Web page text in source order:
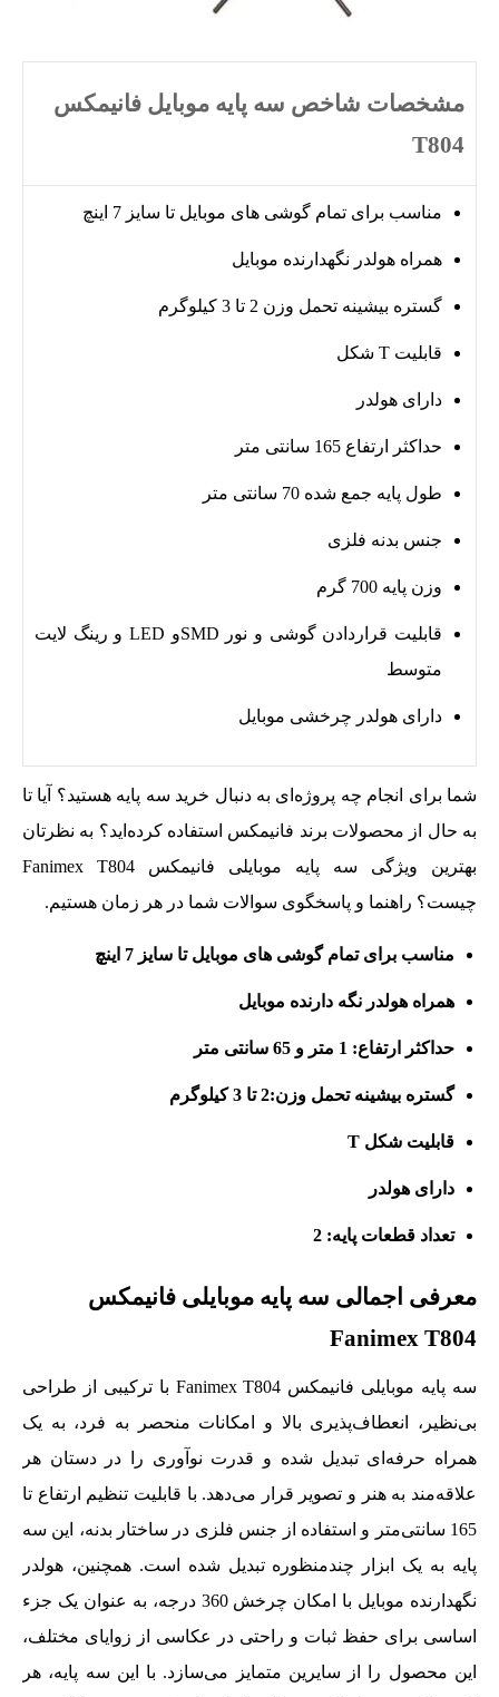
مشخصات شاخص سه پایه موبایل فانیمکس
T804
مناسب برای تمام گوشی های موبایل تا سایز 7 اینچ
همراه هولدر نگهدارنده موبایل
گستره بیشینه تحمل وزن 2 تا 3 کیلوگرم
قابلیت T شکل
دارای هولدر
حداکثر ارتفاع 165 سانتی متر
طول پایه جمع شده 70 سانتی متر
جنس بدنه فلزی
وزن پایه 700 گرم
قابلیت قراردادن گوشی و نور SMDو LED و رینگ لایت
متوسط
دارای هولدر چرخشی موبایل
شما برای انجام چه پروژه‌ای به دنبال خرید سه پایه هستید؟ آیا تا
به حال از محصولات برند فانیمکس استفاده کرده‌اید؟ به نظرتان
بهترین ویژگی سه پایه موبایلی فانیمکس Fanimex T804
چیست؟ راهنما و پاسخگوی سوالات شما در هر زمان هستیم.
مناسب برای تمام گوشی های موبایل تا سایز 7 اینچ
همراه هولدر نگه دارنده موبایل
حداکثر ارتفاع: 1 متر و 65 سانتی متر
گستره بیشینه تحمل وزن:2 تا 3 کیلوگرم
قابلیت شکل T
دارای هولدر
تعداد قطعات پایه: 2
معرفی اجمالی سه پایه موبایلی فانیمکس
Fanimex T804
سه پایه موبایلی فانیمکس Fanimex T804 با ترکیبی از طراحی
بی‌نظیر، انعطاف‌پذیری بالا و امکانات منحصر به فرد، به یک
همراه حرفه‌ای تبدیل شده و قدرت نوآوری را در دستان هر
علاقه‌مند به هنر و تصویر قرار می‌دهد. با قابلیت تنظیم ارتفاع تا
165 سانتی‌متر و استفاده از جنس فلزی در ساختار بدنه، این سه
پایه به یک ابزار چندمنظوره تبدیل شده است. همچنین، هولدر
نگهدارنده موبایل با امکان چرخش 360 درجه، به عنوان یک جزء
اساسی برای حفظ ثبات و راحتی در عکاسی از زوایای مختلف،
این محصول را از سایرین متمایز می‌سازد. با این سه پایه، هر